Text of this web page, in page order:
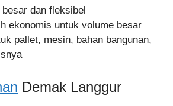
dan fleksibel
ekonomis untuk volume besar
pallet, mesin, bahan bangunan,
Demak Langgur